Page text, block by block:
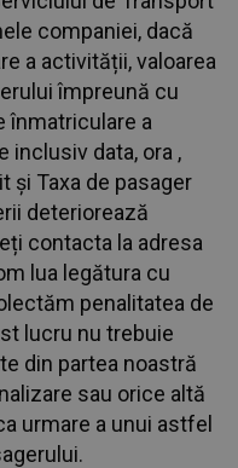
companiei, dacă
a activității, valoarea
împreună cu
înmatriculare a
inclusiv data, ora ,
și Taxa de pasager
deteriorează
contacta la adresa
lua legătura cu
penalitatea de
lucru nu trebuie
din partea noastră
sau orice altă
urmare a unui astfel